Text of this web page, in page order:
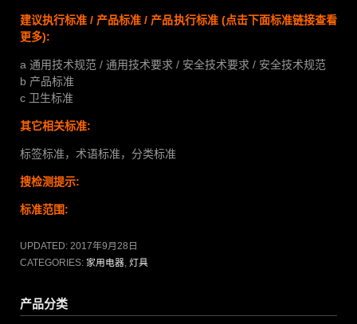
建议执行标准 / 产品标准 / 产品执行标准(点击下面标准链接查看
更多):
a 通用技术规范 / 通用技术要求 / 安全技术要求 / 安全技术规范
b 产品标准
c 卫生标准
其它相关标准:
标签标准，术语标准，分类标准
搜检测提示:
标准范围:
UPDATED: 2017年9月28日
CATEGORIES: 家用电器, 灯具
产品分类